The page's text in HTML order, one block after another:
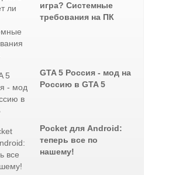
игра? Системные
требования на ПК
GTA 5 Россия - мод на
Россию в GTA 5
Pocket для Android:
теперь все по
нашему!